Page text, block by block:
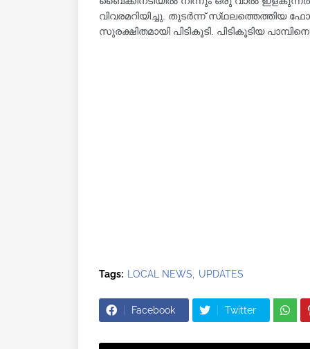
വിവരമറിയിച്ചു. തുടർന്ന് സ്‌ഥലത്തെത്തിയ
സുരക്ഷിതമായി പിടികൂടി. പിടികൂടിയ
Tags: LOCAL NEWS UPDATES
Facebook Twitter